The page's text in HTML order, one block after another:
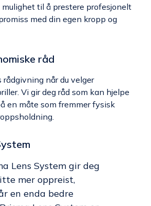
mulighet til å prestere profesjonelt
med din egen kropp og
råd
når du velger
Vi gir deg råd som kan hjelpe
en måte som fremmer fysisk
Lens System gir deg
mer oppreist,
en enda bedre